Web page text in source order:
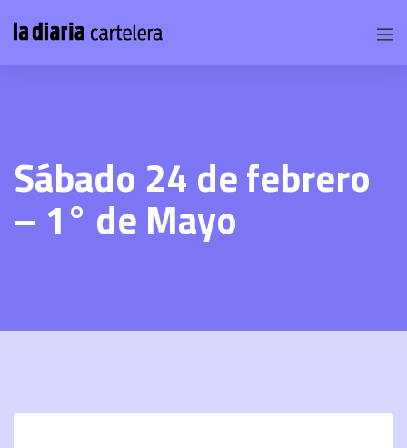
Sábado 24 de febrero
– 1° de Mayo